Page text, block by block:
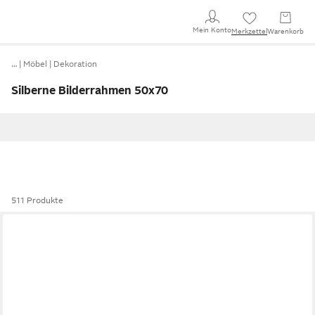
Mein KontoMerkzettel Warenkorb
… Möbel Dekoration
Silberne Bilderrahmen 50x70
511 Produkte